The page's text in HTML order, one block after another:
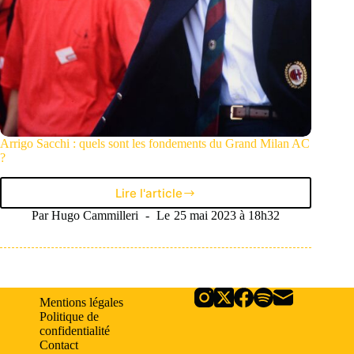
Arrigo Sacchi : quels sont les fondements du Grand Milan AC
?
Lire l'article
Arrigo
Sacchi
quels
fondements
Par Hugo Cammilleri Le 25 mai 2023 à 18h32
Mentions légales
Politique de
confidentialité
Contact